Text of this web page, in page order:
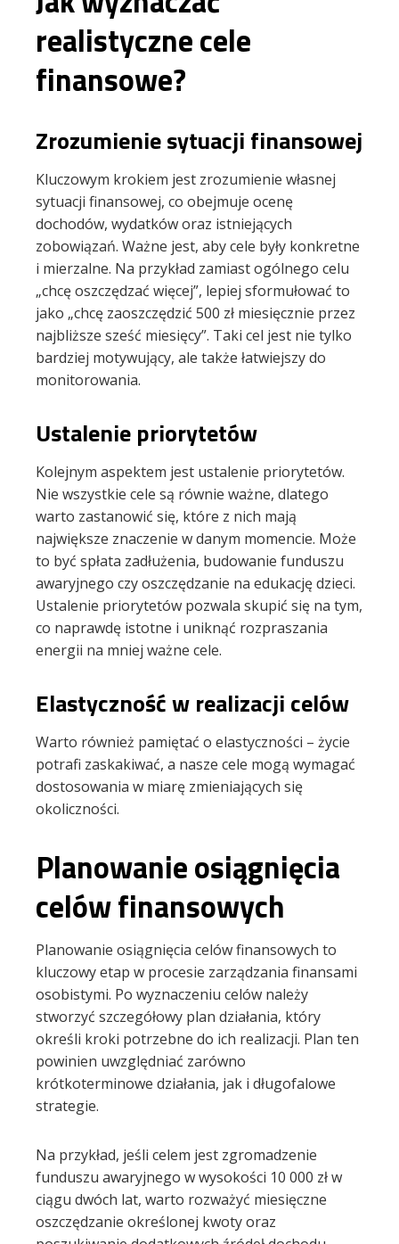
realistyczne cele
finansowe?
Zrozumienie sytuacji finansowej
Kluczowym krokiem jest zrozumienie własnej
sytuacji finansowej, co obejmuje ocenę
dochodów, wydatków oraz istniejących
zobowiązań. Ważne jest, aby cele były konkretne
i mierzalne. Na przykład zamiast ogólnego celu
„chcę oszczędzać więcej”, lepiej sformułować to
jako „chcę zaoszczędzić 500 zł miesięcznie przez
najbliższe sześć miesięcy”. Taki cel jest nie tylko
bardziej motywujący, ale także łatwiejszy do
monitorowania.
Ustalenie priorytetów
Kolejnym aspektem jest ustalenie priorytetów.
Nie wszystkie cele są równie ważne, dlatego
warto zastanowić się, które z nich mają
największe znaczenie w danym momencie. Może
to być spłata zadłużenia, budowanie funduszu
awaryjnego czy oszczędzanie na edukację dzieci.
Ustalenie priorytetów pozwala skupić się na tym,
co naprawdę istotne i uniknąć rozpraszania
energii na mniej ważne cele.
Elastyczność w realizacji celów
Warto również pamiętać o elastyczności – życie
potrafi zaskakiwać, a nasze cele mogą wymagać
dostosowania w miarę zmieniających się
okoliczności.
Planowanie osiągnięcia
celów finansowych
Planowanie osiągnięcia celów finansowych to
kluczowy etap w procesie zarządzania finansami
osobistymi. Po wyznaczeniu celów należy
stworzyć szczegółowy plan działania, który
określi kroki potrzebne do ich realizacji. Plan ten
powinien uwzględniać zarówno
krótkoterminowe działania, jak i długofalowe
strategie.
Na przykład, jeśli celem jest zgromadzenie
funduszu awaryjnego w wysokości 10 000 zł w
ciągu dwóch lat, warto rozważyć miesięczne
oszczędzanie określonej kwoty oraz